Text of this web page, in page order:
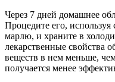
Через 7 дней домашнее
Процедите его,
марлю, и храните в
лекарственные свойства
веществ в нем меньше,
получается менее